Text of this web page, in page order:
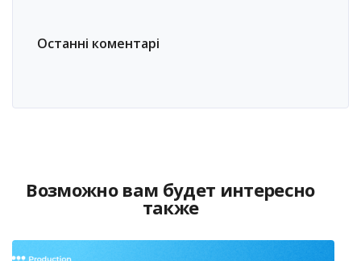
Останні коментарі
Возможно вам будет интересно
также